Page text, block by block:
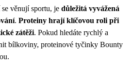
věnují sportu, je důležitá vyvážená
. Proteiny hrají klíčovou roli při
zátěži. Pokud hledáte rychlý a
bílkoviny, proteinové tyčinky Bounty